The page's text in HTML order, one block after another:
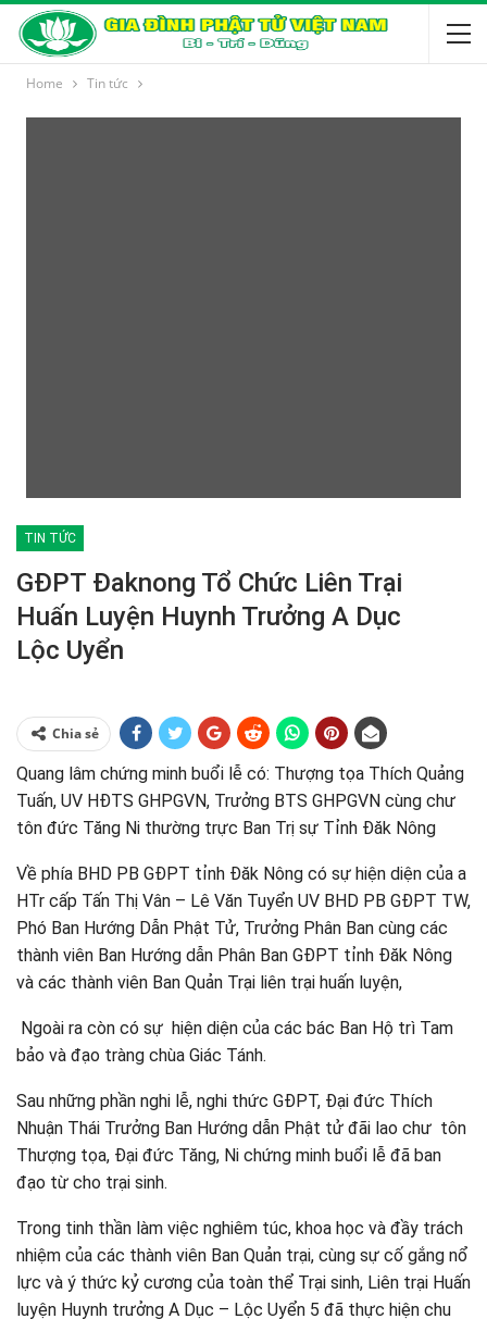
Home Tin tức
TIN TỨC
GĐPT Đaknong Tổ Chức Liên Trại
Huấn Luyện Huynh Trưởng A Dục
Lộc Uyển
Chia sẻ
Quang lâm chứng minh buổi lễ có: Thượng tọa Thích Quảng
Tuấn, UV HĐTS GHPGVN, Trưởng BTS GHPGVN cùng chư
tôn đức Tăng Ni thường trực Ban Trị sự Tỉnh Đăk Nông
Về phía BHD PB GĐPT tỉnh Đăk Nông có sự hiện diện của a
HTr cấp Tấn Thị Vân – Lê Văn Tuyển UV BHD PB GĐPT TW,
Phó Ban Hướng Dẫn Phật Tử, Trưởng Phân Ban cùng các
thành viên Ban Hướng dẫn Phân Ban GĐPT tỉnh Đăk Nông
và các thành viên Ban Quản Trại liên trại huấn luyện,
Ngoài ra còn có sự hiện diện của các bác Ban Hộ trì Tam
bảo và đạo tràng chùa Giác Tánh.
Sau những phần nghi lễ, nghi thức GĐPT, Đại đức Thích
Nhuận Thái Trưởng Ban Hướng dẫn Phật tử đãi lao chư tôn
Thượng tọa, Đại đức Tăng, Ni chứng minh buổi lễ đã ban
đạo từ cho trại sinh.
Trong tinh thần làm việc nghiêm túc, khoa học và đầy trách
nhiệm của các thành viên Ban Quản trại, cùng sự cố gắng nổ
lực và ý thức kỷ cương của toàn thể Trại sinh, Liên trại Huấn
luyện Huynh trưởng A Dục – Lộc Uyển 5 đã thực hiện chu